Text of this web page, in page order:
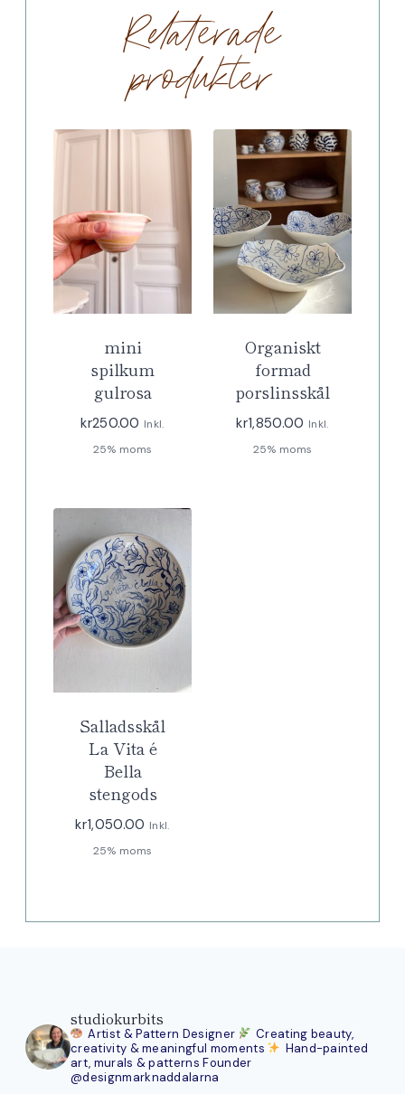
Relaterade
produkter
mini
spilkum
gulrosa
kr250.00 Inkl.
25% moms
Organiskt
formad
porslinsskål
kr1,850.00 Inkl.
25% moms
Salladsskål
La Vita é
Bella
stengods
kr1,050.00 Inkl.
25% moms
studiokurbits
Artist & Pattern Designer
Creating beauty,
creativity & meaningful moments
Hand-painted
art, murals & patterns Founder
@designmarknaddalarna